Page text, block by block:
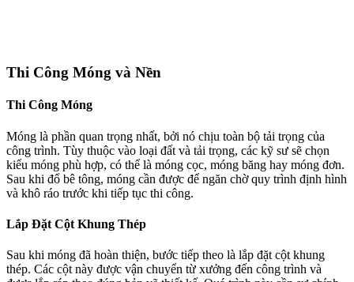
Thi Công Móng và Nền
Thi Công Móng
Móng là phần quan trọng nhất, bởi nó chịu toàn bộ tải trọng của
công trình. Tùy thuộc vào loại đất và tải trọng, các kỹ sư sẽ chọn
kiểu móng phù hợp, có thể là móng cọc, móng băng hay móng đơn.
Sau khi đổ bê tông, móng cần được để ngăn chờ quy trình định hình
và khô ráo trước khi tiếp tục thi công.
Lắp Đặt Cột Khung Thép
Sau khi móng đã hoàn thiện, bước tiếp theo là lắp đặt cột khung
thép. Các cột này được vận chuyển từ xưởng đến công trình và